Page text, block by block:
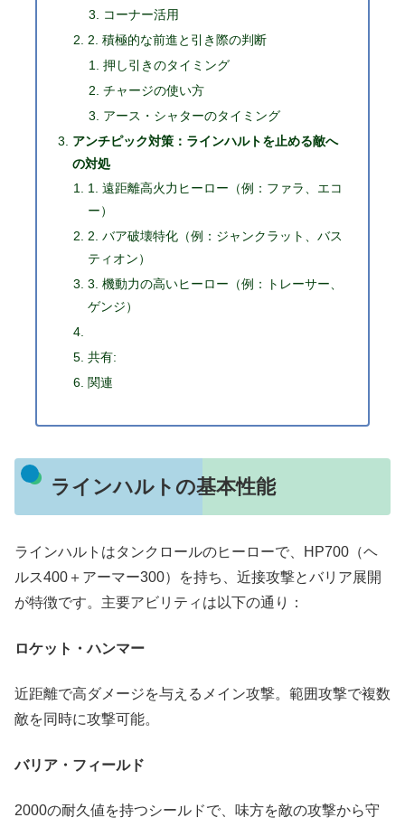
コーナー活用
2. 積極的な前進と引き際の判断
押し引きのタイミング
チャージの使い方
アース・シャターのタイミング
アンチピック対策：ラインハルトを止める敵へ
の対処
1. 遠距離高火力ヒーロー（例：ファラ、エコ
ー）
2. バア破壊特化（例：ジャンクラット、バス
ティオン）
3. 機動力の高いヒーロー（例：トレーサー、
ゲンジ）
共有:
関連
ラインハルトの基本性能
ラインハルトはタンクロールのヒーローで、HP700（ヘ
ルス400＋アーマー300）を持ち、近接攻撃とバリア展開
が特徴です。主要アビリティは以下の通り：
ロケット・ハンマー
近距離で高ダメージを与えるメイン攻撃。範囲攻撃で複数
敵を同時に攻撃可能。
バリア・フィールド
2000の耐久値を持つシールドで、味方を敵の攻撃から守